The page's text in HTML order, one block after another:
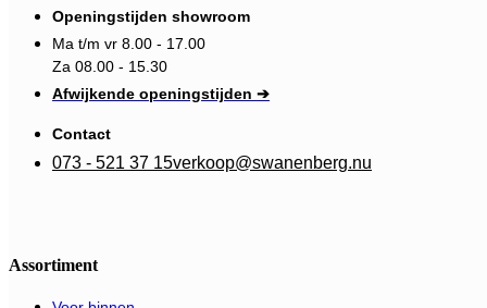
Openingstijden showroom
Ma t/m vr 8.00 - 17.00
Za 08.00 - 15.30
Afwijkende openingstijden ➔
Contact
073 - 521 37 15verkoop@swanenberg.nu
Assortiment